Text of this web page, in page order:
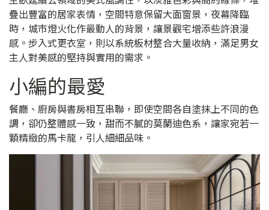
疊出豐富的居家表情，空間特意保留大面窗景，夜幕降臨
時，城市燈火化作最動人的背景，讓景觀宅增添些許浪漫
感。步入式更衣室，則以系統板材整合大量收納，滿足男女
主人對美感的堅持與實用的需求。
小編的最愛
餐廳、廚房與書房相互串聯，即使空間各自塗抹上不同的色
調，卻仍整體感一致，甜而不膩的莫蘭迪色系，讓家宛若一
顆精緻的馬卡龍，引人細細品味。